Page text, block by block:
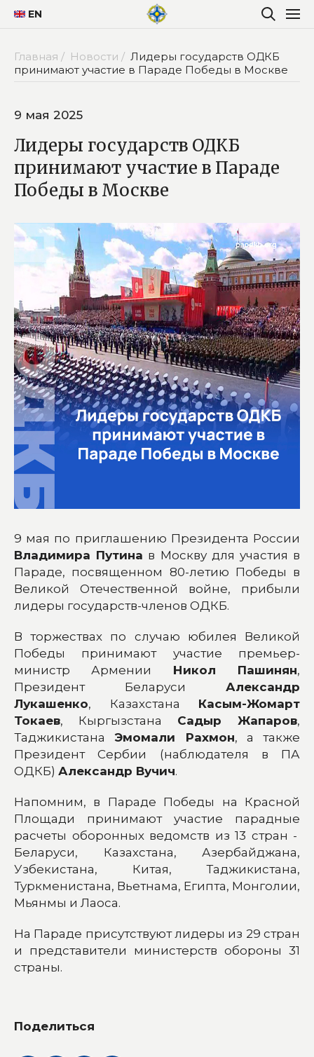
EN
Главная / Новости / Лидеры государств ОДКБ
принимают участие в Параде Победы в Москве
9 мая 2025
Лидеры государств ОДКБ
принимают участие в Параде
Победы в Москве
9 мая по приглашению Президента России
Владимира Путина в Москву для участия в
Параде, посвященном 80-летию Победы в
Великой Отечественной войне, прибыли
лидеры государств-членов ОДКБ.
В торжествах по случаю юбилея Великой
Победы принимают участие премьер-
министр Армении Никол Пашинян,
Президент Беларуси Александр
Лукашенко, Казахстана Касым-Жомарт
Токаев, Кыргызстана Садыр Жапаров,
Таджикистана Эмомали Рахмон, а также
Президент Сербии (наблюдателя в ПА
ОДКБ) Александр Вучич.
Напомним, в Параде Победы на Красной
Площади принимают участие парадные
расчеты оборонных ведомств из 13 стран -
Беларуси, Казахстана, Азербайджана,
Узбекистана, Китая, Таджикистана,
Туркменистана, Вьетнама, Египта, Монголии,
Мьянмы и Лаоса.
На Параде присутствуют лидеры из 29 стран
и представители министерств обороны 31
страны.
Поделиться